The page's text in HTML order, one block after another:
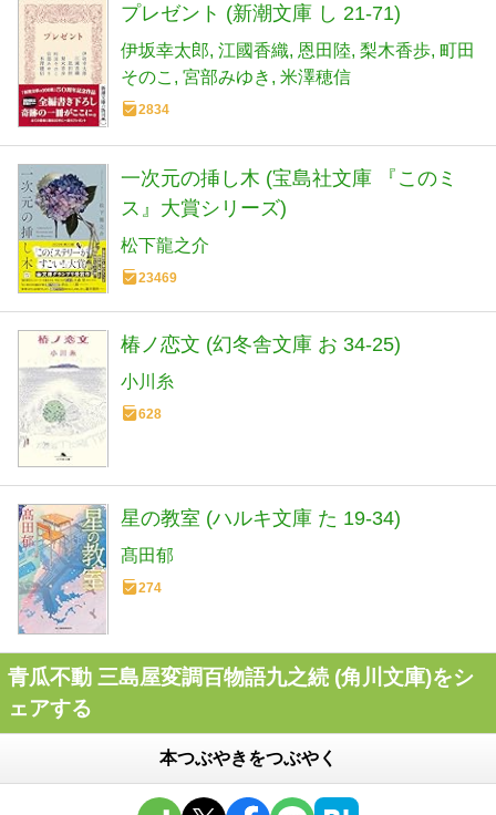
プレゼント (新潮文庫 し 21-71)
伊坂幸太郎 江國香織 恩田陸 梨木香歩 町田
そのこ
宮部みゆき 米澤穂信
2834
一次元の挿し木 (宝島社文庫 『このミ
ス』大賞シリーズ)
松下龍之介
23469
椿ノ恋文 (幻冬舎文庫 お 34-25)
小川糸
628
星の教室 (ハルキ文庫 た 19-34)
髙田郁
274
青瓜不動 三島屋変調百物語九之続 (角川文庫)をシ
ェアする
本つぶやきをつぶやく